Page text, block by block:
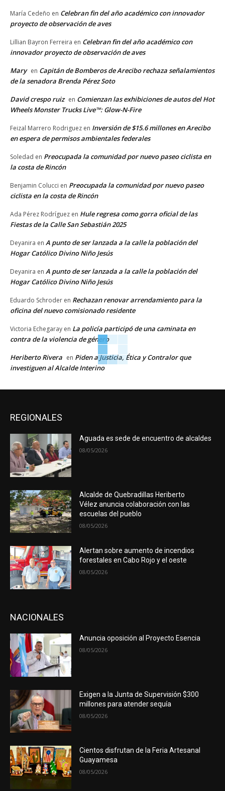
María Cedeño en Celebran fin del año académico con innovador
proyecto de observación de aves
Lillian Bayron Ferreira en Celebran fin del año académico con
innovador proyecto de observación de aves
Mary en Capitán de Bomberos de Arecibo rechaza señalamientos
de la senadora Brenda Pérez Soto
David crespo ruiz en Comienzan las exhibiciones de autos del Hot
Wheels Monster Trucks Live™: Glow-N-Fire
Feizal Marrero Rodriguez en Inversión de $15.6 millones en Arecibo
en espera de permisos ambientales federales
Soledad en Preocupada la comunidad por nuevo paseo ciclista en
la costa de Rincón
Benjamin Colucci en Preocupada la comunidad por nuevo paseo
ciclista en la costa de Rincón
Ada Pérez Rodríguez en Hule regresa como gorra oficial de las
Fiestas de la Calle San Sebastián 2025
Deyanira en A punto de ser lanzada a la calle la población del
Hogar Católico Divino Niño Jesús
Deyanira en A punto de ser lanzada a la calle la población del
Hogar Católico Divino Niño Jesús
Eduardo Schroder en Rechazan renovar arrendamiento para la
oficina del nuevo comisionado residente
Victoria Echegaray en La policía participó de una caminata en
contra de la violencia de género
Heriberto Rivera en Piden a Justicia, Ética y Contralor que
investiguen al Alcalde Interino
REGIONALES
Aguada es sede de encuentro de alcaldes
08/05/2026
Alcalde de Quebradillas Heriberto
Vélez anuncia colaboración con las
escuelas del pueblo
08/05/2026
Alertan sobre aumento de incendios
forestales en Cabo Rojo y el oeste
08/05/2026
NACIONALES
Anuncia oposición al Proyecto Esencia
08/05/2026
Exigen a la Junta de Supervisión $300
millones para atender sequía
08/05/2026
Cientos disfrutan de la Feria Artesanal
Guayamesa
08/05/2026